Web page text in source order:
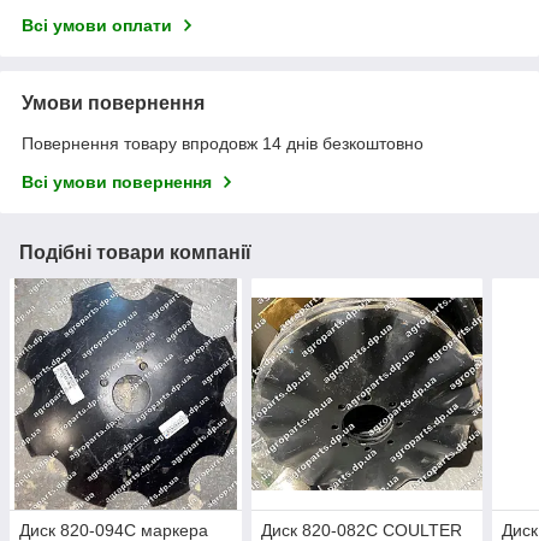
Всі умови оплати
Умови повернення
Повернення товару впродовж 14 днів безкоштовно
Всі умови повернення
Подібні товари компанії
Диск 820-094С маркера
Диск 820-082C COULTER